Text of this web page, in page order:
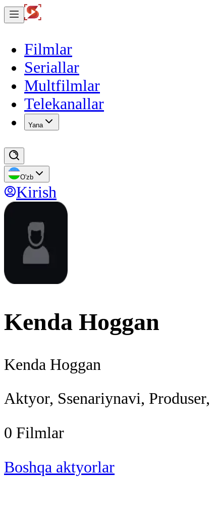
Filmlar
Seriallar
Multfilmlar
Telekanallar
Yana
O'zb
Kirish
Kenda Hoggan
Kenda Hoggan
Aktyor, Ssenariynavi,
0 Filmlar
Boshqa aktyorlar